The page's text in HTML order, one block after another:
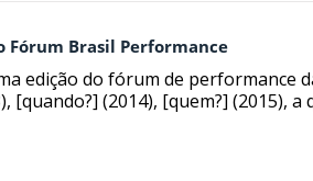
Fórum Brasil Performance
edição do fórum de performance
[quando?] (2014), [quem?] (2015),